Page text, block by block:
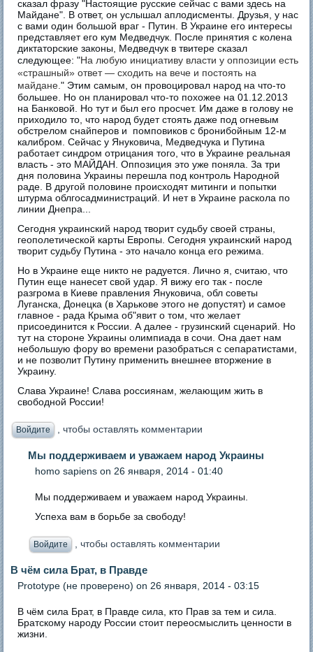
сказал фразу "Настоящие русские сейчас с вами здесь на
Майдане". В ответ, он услышал аплодисменты. Друзья, у нас
с вами один большой враг - Путин. В Украине его интересы
представляет его кум Медведчук. После принятия с колена
диктаторские законы, Медведчук в твитере сказал
следующее: "На любую инициативу власти у оппозиции есть
«страшный» ответ — сходить на вече и постоять на
майдане." Этим самым, он провоцировал народ на что-то
большее. Но он планировал что-то похожее на 01.12.2013
на Банковой. Но тут и был его просчет. Им даже в голову не
приходило то, что народ будет стоять даже под огневым
обстрелом снайперов и помповиков с бронибойным 12-м
калибром. Сейчас у Януковича, Медведчука и Путина
работает синдром отрицания того, что в Украине реальная
власть - это МАЙДАН. Оппозиция это уже поняла. За три
дня половина Украины перешла под контроль Народной
раде. В другой половине происходят митинги и попытки
штурма облгосадминистраций. И нет в Украине раскола по
линии Днепра...
Сегодня украинский народ творит судьбу своей страны,
геополетической карты Европы. Сегодня украинский народ
творит судьбу Путина - это начало конца его режима.
Но в Украине еще никто не радуется. Лично я, считаю, что
Путин еще нанесет свой удар. Я вижу его так - после
разгрома в Киеве правления Януковича, обл советы
Луганска, Донецка (в Харькове этого не допустят) и самое
главное - рада Крыма об"явит о том, что желает
присоединится к России. А далее - грузинский сценарий. Но
тут на стороне Украины олимпиада в сочи. Она дает нам
небольшую фору во времени разобраться с сепаратистами,
и не позволит Путину применить внешнее вторжение в
Украину.
Слава Украине! Слава россиянам, желающим жить в
свободной России!
Войдите , чтобы оставлять комментарии
Мы поддерживаем и уважаем народ Украины
homo sapiens on 26 января, 2014 - 01:40
Мы поддерживаем и уважаем народ Украины.
Успеха вам в борьбе за свободу!
Войдите , чтобы оставлять комментарии
В чём сила Брат, в Правде
Prototype (не проверено) on 26 января, 2014 - 03:15
В чём сила Брат, в Правде сила, кто Прав за тем и сила.
Братскому народу России стоит переосмыслить ценности в
жизни.